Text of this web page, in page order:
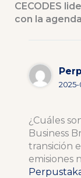
CECODES
con la
2025-
¿Cuáles
Business
transición
emisiones